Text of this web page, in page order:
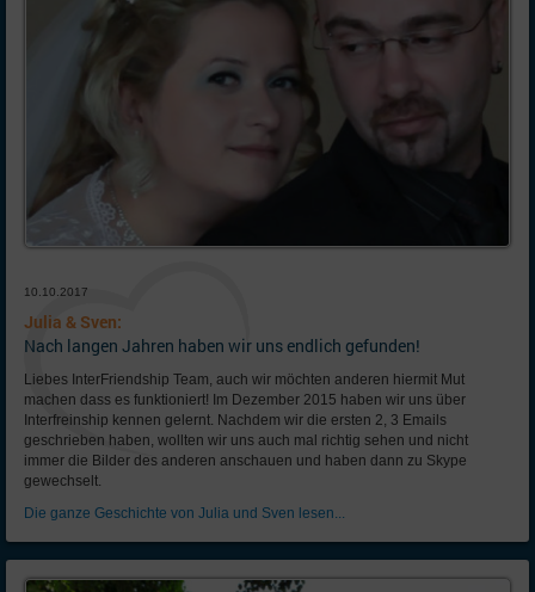
10.10.2017
Julia & Sven:
Nach langen Jahren haben wir uns endlich gefunden!
Liebes InterFriendship Team, auch wir möchten anderen hiermit Mut
machen dass es funktioniert! Im Dezember 2015 haben wir uns über
Interfreinship kennen gelernt. Nachdem wir die ersten 2, 3 Emails
geschrieben haben, wollten wir uns auch mal richtig sehen und nicht
immer die Bilder des anderen anschauen und haben dann zu Skype
gewechselt.
Die ganze Geschichte von Julia und Sven lesen...